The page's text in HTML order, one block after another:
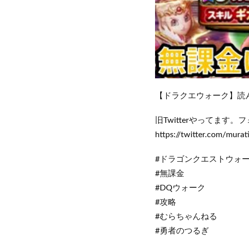
【ドラクエウォーク】
旧Twitterやってます。
https://twitter.com/
#ドラゴンクエストウォ
#無課金
#DQウォーク
#攻略
#むらちゃんねる
#勇者のつるぎ